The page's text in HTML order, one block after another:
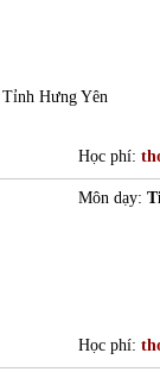
Hưng Yên
Học phí:
Môn dạy:
Học phí: